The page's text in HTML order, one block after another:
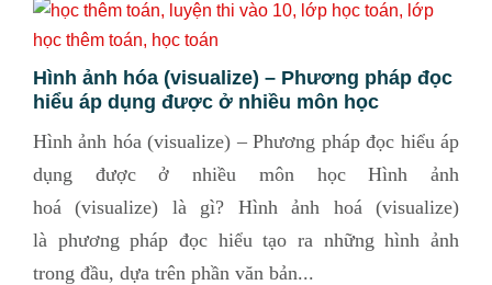
Hình ảnh hóa (visualize) – Phương pháp đọc
hiểu áp dụng được ở nhiều môn học
Hình ảnh hóa (visualize) – Phương pháp đọc hiểu áp
dụng được ở nhiều môn học Hình ảnh
hoá (visualize) là gì? Hình ảnh hoá (visualize)
là phương pháp đọc hiểu tạo ra những hình ảnh
trong đầu, dựa trên phần văn bản...